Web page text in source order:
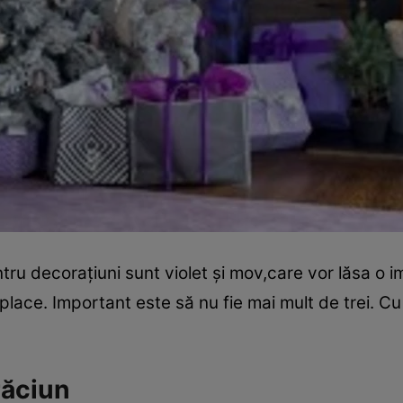
decoraţiuni sunt violet şi mov,care vor lăsa o
Important este să nu fie mai mult de trei.